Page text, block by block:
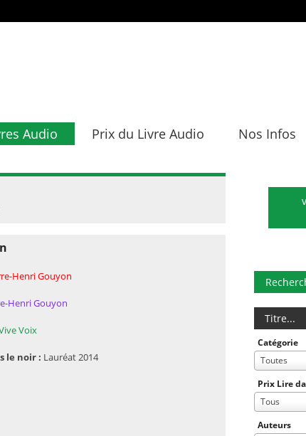
Audio Prix du Livre Audio Nos Infos
Henri Gouyon
Henri Gouyon
Voix
le noir : Lauréat 2014
Catégorie
Toutes
Prix Lire
Tous
Auteurs